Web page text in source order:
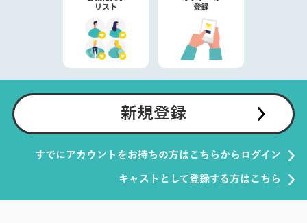
新規登録
すでにアカウントをお持ちの方はこちらからログイン
キャストとして登録する方はこちら